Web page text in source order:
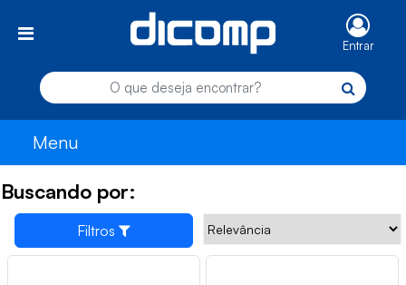
Entrar
Menu
Buscando por:
Filtros